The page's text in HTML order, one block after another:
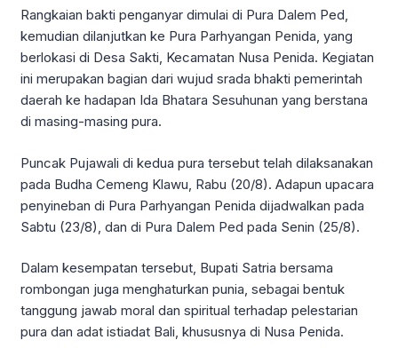
Rangkaian bakti penganyar dimulai di Pura Dalem Ped,
kemudian dilanjutkan ke Pura Parhyangan Penida, yang
berlokasi di Desa Sakti, Kecamatan Nusa Penida. Kegiatan
ini merupakan bagian dari wujud srada bhakti pemerintah
daerah ke hadapan Ida Bhatara Sesuhunan yang berstana
di masing-masing pura.
Puncak Pujawali di kedua pura tersebut telah dilaksanakan
pada Budha Cemeng Klawu, Rabu (20/8). Adapun upacara
penyineban di Pura Parhyangan Penida dijadwalkan pada
Sabtu (23/8), dan di Pura Dalem Ped pada Senin (25/8).
Dalam kesempatan tersebut, Bupati Satria bersama
rombongan juga menghaturkan punia, sebagai bentuk
tanggung jawab moral dan spiritual terhadap pelestarian
pura dan adat istiadat Bali, khususnya di Nusa Penida.